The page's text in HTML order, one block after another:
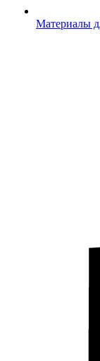
Материалы